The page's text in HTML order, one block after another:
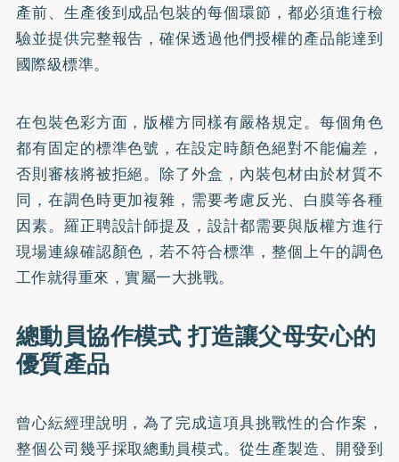
產前、生產後到成品包裝的每個環節，都必須進行檢
驗並提供完整報告，確保透過他們授權的產品能達到
國際級標準。
在包裝色彩方面，版權方同樣有嚴格規定。每個角色
都有固定的標準色號，在設定時顏色絕對不能偏差，
否則審核將被拒絕。除了外盒，內裝包材由於材質不
同，在調色時更加複雜，需要考慮反光、白膜等各種
因素。羅正聘設計師提及，設計都需要與版權方進行
現場連線確認顏色，若不符合標準，整個上午的調色
工作就得重來，實屬一大挑戰。
總動員協作模式 打造讓父母安心的
優質產品
曾心紜經理說明，為了完成這項具挑戰性的合作案，
整個公司幾乎採取總動員模式。從生產製造、開發到